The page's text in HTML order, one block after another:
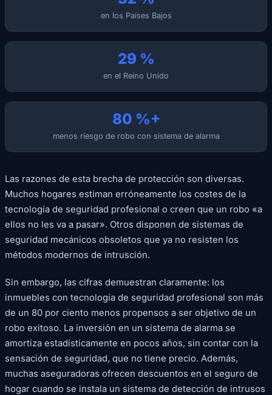
en los Países Bajos
29 %
en el Reino Unido
80 %+
menos riesgo de robo con sistema de alarma
Las razones de esta brecha de protección son diversas.
Muchos hogares estiman erróneamente los costes de la
tecnología de seguridad profesional o creen que un robo «a
ellos no les va a pasar». Otros disponen de sistemas de
seguridad mecánicos obsoletos que ya no resisten los
métodos modernos de intrusción.
Sin embargo, las cifras demuestran claramente: los
inmuebles con tecnología de seguridad profesional son más
de un 80 por ciento menos propensos a ser objetivo de un
robo exitoso. La inversión en un sistema de alarma se
amortiza estadísticamente en pocos años, sin contar con la
sensación de seguridad, que no tiene precio. Además,
muchas aseguradoras ofrecen descuentos en el seguro de
hogar cuando se instala un sistema de detección de intrusos